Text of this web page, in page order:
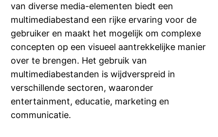
van diverse media-elementen biedt een
multimediabestand een rijke ervaring voor de
gebruiker en maakt het mogelijk om complexe
concepten op een visueel aantrekkelijke manier
over te brengen. Het gebruik van
multimediabestanden is wijdverspreid in
verschillende sectoren, waaronder
entertainment, educatie, marketing en
communicatie.